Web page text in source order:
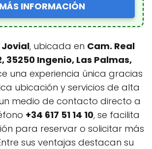
MÁS INFORMACIÓN
Jovial, ubicada en Cam. Real
35250 Ingenio, Las Palmas,
una experiencia única gracias
ubicación y servicios de alta
medio de contacto directo a
+34 617 51 14 10, se facilita
para reservar o solicitar más
sus ventajas destacan su